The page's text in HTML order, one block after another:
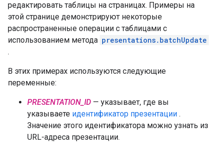
редактировать таблицы на страницах. Примеры на
этой странице демонстрируют некоторые
распространенные операции с таблицами с
использованием метода presentations.batchUpdate
.
В этих примерах используются следующие
переменные:
PRESENTATION_ID — указывает, где вы
указываете идентификатор презентации .
Значение этого идентификатора можно узнать из
URL-адреса презентации.